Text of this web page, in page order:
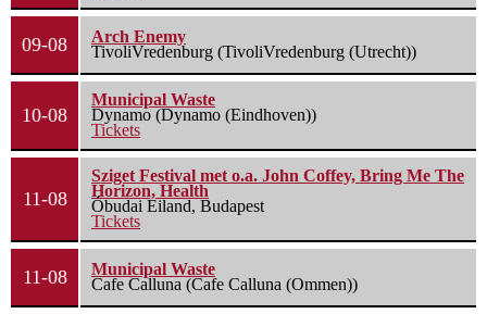
09-08
Arch Enemy
TivoliVredenburg (TivoliVredenburg (Utrecht))
10-08
Municipal Waste
Dynamo (Dynamo (Eindhoven))
Tickets
11-08
Sziget Festival met o.a. John Coffey, Bring Me The
Horizon, Health
Óbudai Eiland, Budapest
Tickets
11-08
Municipal Waste
Cafe Calluna (Cafe Calluna (Ommen))